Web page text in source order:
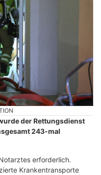
der Rettungsdienst
243-mal
erforderlich.
Krankentransporte